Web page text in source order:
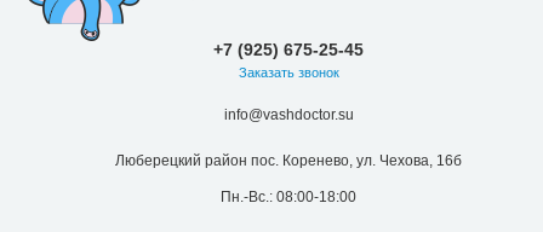
+7 (925) 675-25-45
Заказать звонок
info@vashdoctor.su
Люберецкий район пос. Коренево, ул. Чехова, 16б
Пн.-Вс.: 08:00-18:00